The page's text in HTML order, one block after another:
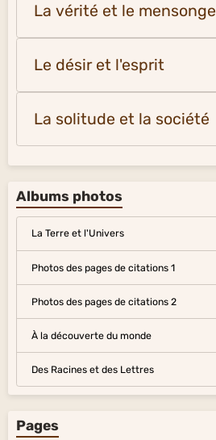
La vérité et le mensonge
Le désir et l'esprit
La solitude et la société
Albums photos
La Terre et l'Univers
Photos des pages de citations 1
Photos des pages de citations 2
À la découverte du monde
Des Racines et des Lettres
Pages